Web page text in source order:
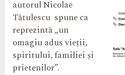
autorul Nicolae
Tătulescu spune ca
reprezintă „un
omagiu adus vieții,
spiritului, familiei și
prietenilor”.